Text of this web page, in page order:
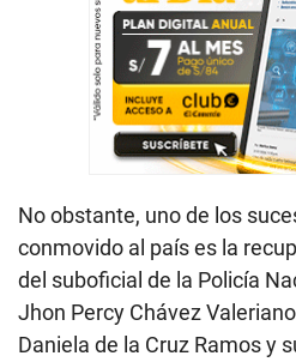
No obstante, uno de los
conmovido al país es la
del suboficial de la Policía
Jhon Percy Chávez
Daniela de la Cruz Ramos y